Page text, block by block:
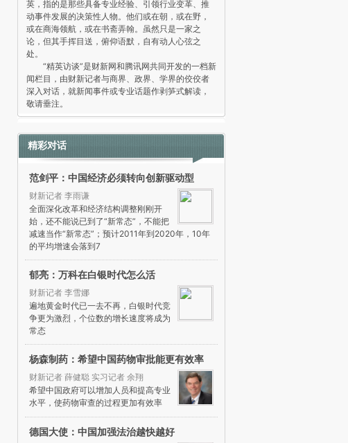
英，指的是那些具备专业经验、引领行业变革、推
动事件发展的决策性人物。他们或在朝，或在野，
或在商海领航，或在书斋弄翰。虽然只是一家之
论，但其手挥目送，俯仰语默，自有动人心弦之
处。
“精英访谈”是财新网和腾讯网共同开发的一档新
闻栏目，由财新记者与商界、政界、学界的佼佼者
深入对话，就新闻事件或专业话题作剥笋式解读，
敬请垂注。
精彩对话
范剑平：中国经济必须转向创新驱动型
财新记者 李雨谦
全面深化改革和经济结构调整刚刚开
始，还不能说已到了“新常态”，不能把
减速当作“新常态”；预计2011年到2020年，10年
的平均增速会落到7
郁亮：万科在白银时代怎么活
财新记者 李雪娜
遍地黄金时代已一去不再，白银时代竞
争更为激烈，个位数的增长速度将成为
常态
杨森制药：希望中国药物审批能更有效率
财新记者 薛健聪 实习记者 余翔
希望中国政府可以增加人员和提高专业
水平，使药物审查的过程更加有效率
德国大使：中国加强法治越快越好